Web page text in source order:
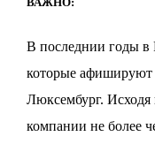
В последнии годы в
которые
Люксембург.
компании не более